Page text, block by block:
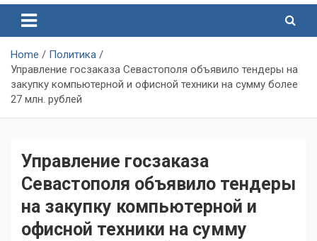
Севастополя
Севастополя
Home
Политика
Управление госзаказа Севастополя объявило тендеры на
закупку компьютерной и офисной техники на сумму более
27 млн. рублей
Управление госзаказа
Севастополя объявило тендеры
на закупку компьютерной и
офисной техники на сумму